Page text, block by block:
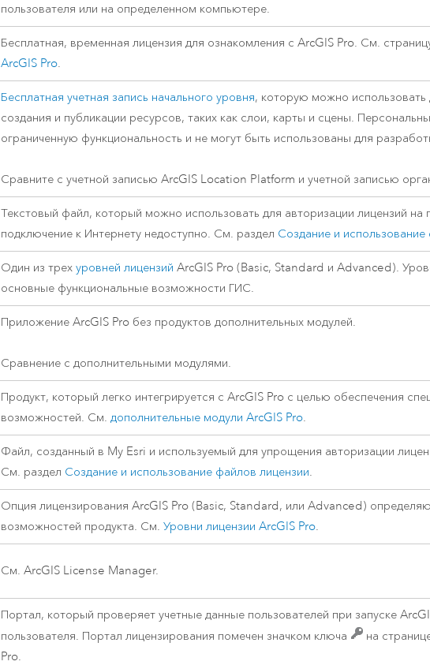
пользователя или на определенном компьютере.
Бесплатная, временная лицензия для ознакомления сArcGIS Pro. См.
ArcGIS Pro.
Бесплатная учетная запись начального уровня, которую можно использовать
создания и публикации ресурсов, таких как слои, карты и сцены.
ограниченную функциональность и не могут быть использованы для
Сравните с учетной записьюArcGIS Location Platform и учетной записью
Текстовый файл, который можно использовать для авторизации лицензий на
подключение к Интернету недоступно. См. раздел Создание и
Один из трехуровней лицензий ArcGIS Pro (Basic, Standard и Advanced).
основные функциональные возможности ГИС.
ПриложениеArcGIS Pro без продуктов дополнительных модулей.
Сравнение с дополнительными модулями.
Продукт, который легко интегрируется сArcGIS Pro с целью обеспечения
возможностей. См.дополнительные модулиArcGIS Pro.
Файл, созданный в My Esri и используемый для упрощения авторизации
См. раздел Создание и использование файлов лицензии.
Опция лицензированияArcGIS Pro (Basic, Standard, или Advanced)
возможностей продукта. См.Уровни лицензииArcGIS Pro.
См.ArcGIS License Manager.
Портал, который проверяет учетные данные пользователей при запуске
пользователя. Портал лицензирования помечен значком ключа
на
Pro.